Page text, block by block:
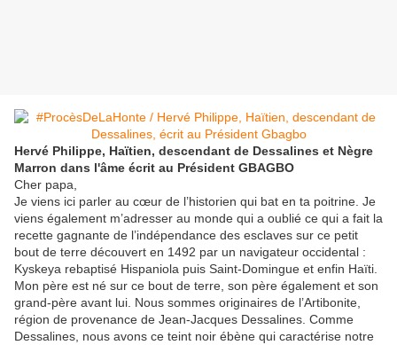
Hervé Philippe, Haïtien, descendant de Dessalines et Nègre
Marron dans l'âme écrit au Président GBAGBO
​Cher papa,
Je viens ici parler au cœur de l’historien qui bat en ta poitrine. Je
viens également m’adresser au monde qui a oublié ce qui a fait la
recette gagnante de l’indépendance des esclaves sur ce petit
bout de terre découvert en 1492 par un navigateur occidental :
Kyskeya rebaptisé Hispaniola puis Saint-Domingue et enfin Haïti.
Mon père est né sur ce bout de terre, son père également et son
grand-père avant lui. Nous sommes originaires de l’Artibonite,
région de provenance de Jean-Jacques Dessalines. Comme
Dessalines, nous avons ce teint noir ébène qui caractérise notre